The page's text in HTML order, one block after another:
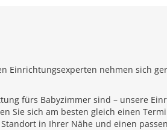
Einrichtungsexperten nehmen sich
fürs Babyzimmer sind – unsere
Sie sich am besten gleich einen
in Ihrer Nähe und einen